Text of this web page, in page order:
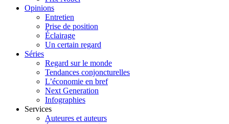
Opinions
Entretien
Prise de position
Éclairage
Un certain regard
Séries
Regard sur le monde
Tendances conjoncturelles
L’économie en bref
Next Generation
Infographies
Services
Auteures et auteurs